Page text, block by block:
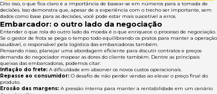
Dito isso, o que fica claro é a importância de basear-se em números para a tomada de
decisões. Isso demonstra que, apesar de a experiência com o trecho ser importante, sem
dados como base para as decisões, você pode estar mais suscetível a erros.
Embarcador: o outro lado da negociação
Entender o que rola do outro lado da moeda é o que enriquece o processo de negociação.
Se o gestor de frota se pega o tempo todo equilibrando os pratos para manter a operação
saudável, o responsável pela logística das embarcadoras também.
Pensando nisso, planejar uma abordagem eficiente para discutir contratos e preços
demanda do negociador mapear as dores do cliente também. Dentre as principais
queixas das embarcadoras, podemos citar:
Inflação do frete: A dificuldade em absorver os novos custos operacionais.
Repasse ao consumidor: O desafio de não perder vendas ao elevar o preço final do
produto.
Erosão das margens: A pressão interna para manter a rentabilidade em um cenário